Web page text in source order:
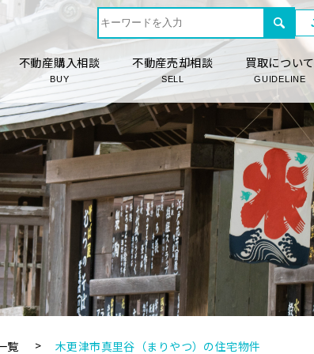
不動産購入相談
BUY
不動産売却相談
SELL
買取について
GUIDELINE
覧 木更津市真里谷（まりやつ）の住宅物件